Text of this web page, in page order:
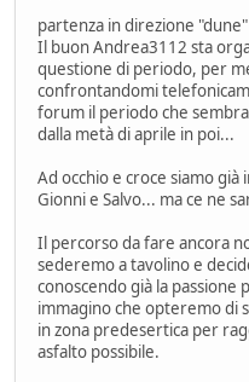
partenza in direzione "dune"
Il buon Andrea3112 sta
questione di periodo, per
confrontandomi
forum il periodo che
dalla metà di aprile in poi...
Ad occhio e croce siamo
Gionni e Salvo... ma ce ne
Il percorso da fare ancora
sederemo a tavolino e
conoscendo già la
immagino che opteremo di
in zona predesertica per
asfalto possibile.